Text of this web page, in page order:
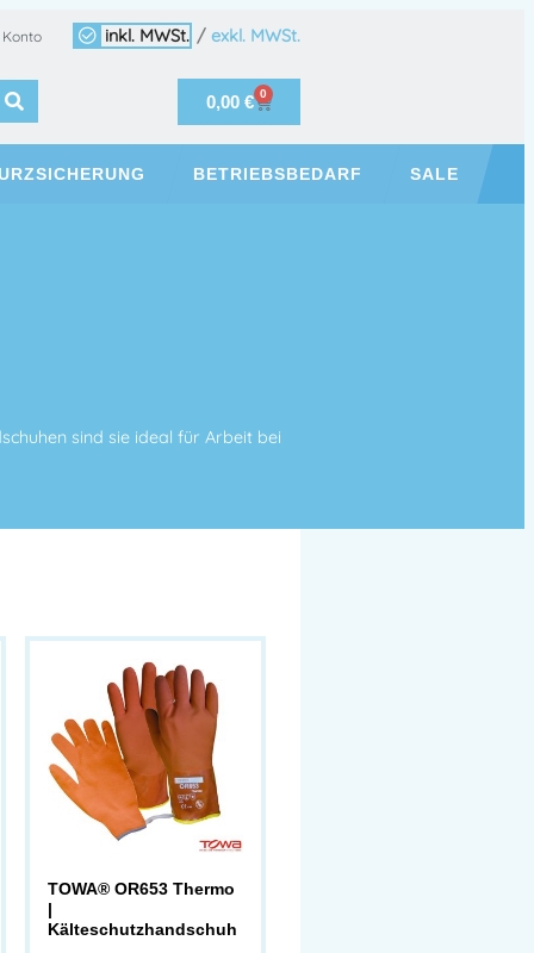
inkl. MWSt. / exkl. MWSt.
0,00 € 0
BETRIEBSBEDARF SALE
sind sie ideal für Arbeit bei
TOWA® OR653 Thermo
|
Kälteschutzhandschuh